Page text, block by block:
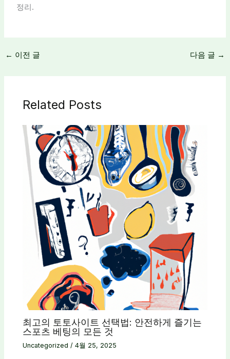
정리.
← 이전 글 다음 글 →
Related Posts
최고의 토토사이트 선택법: 안전하게 즐기는
스포츠 베팅의 모든 것
Uncategorized /4월 25, 2025